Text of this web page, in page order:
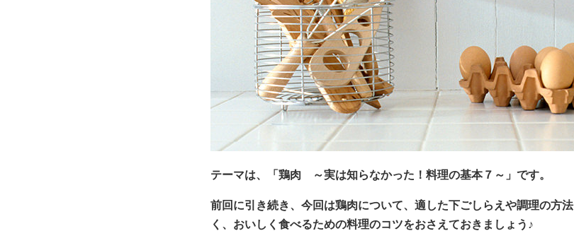
テーマは、「鶏肉 ～実は知らなかった！料理の基本７～」です。
前回に引き続き、今回は鶏肉について、適した下ごしらえや調理の方
く、おいしく食べるための料理のコツをおさえておきましょう♪